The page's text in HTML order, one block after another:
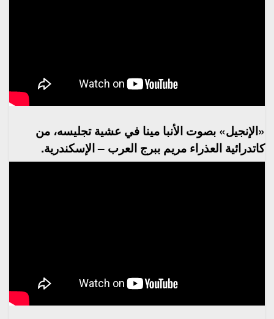
«الإنجيل» بصوت الأنبا مينا في عشية تجليسه، من
كاتدرائية العذراء مريم ببرج العرب – الإسكندرية.